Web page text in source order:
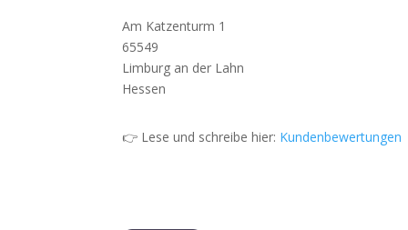
Am Katzenturm 1
65549
Limburg an der Lahn
Hessen
👉 Lese und schreibe hier: Kundenbewertungen